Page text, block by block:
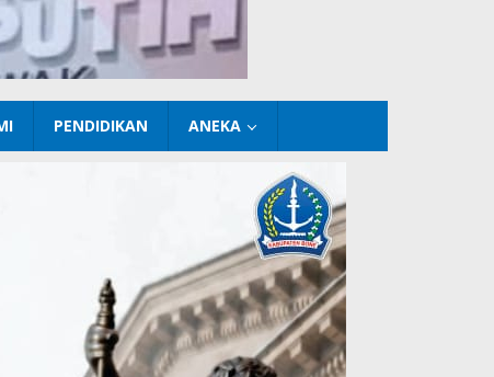
PENDIDIKAN ANEKA